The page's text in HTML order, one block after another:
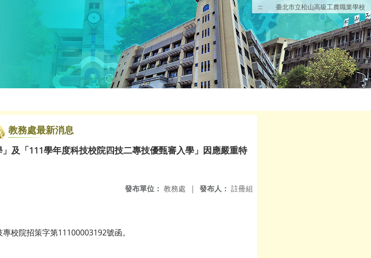
::: 臺北市立松山高級工農職業學校
教務處最新消息
及「111學年度科技校院四技二專技優甄審入學」因應嚴重特
發布人： 註冊組
發布單位： 教務處 |
校院招策字第11100003192號函。